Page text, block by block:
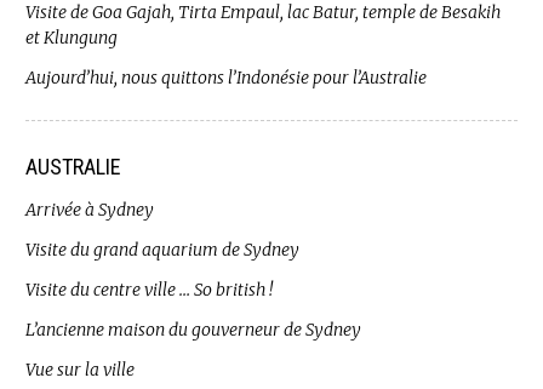
Visite de Goa Gajah, Tirta Empaul, lac Batur, temple de Besakih
et Klungung
Aujourd’hui, nous quittons l’Indonésie pour l’Australie
AUSTRALIE
Arrivée à Sydney
Visite du grand aquarium de Sydney
Visite du centre ville … So british !
L’ancienne maison du gouverneur de Sydney
Vue sur la ville